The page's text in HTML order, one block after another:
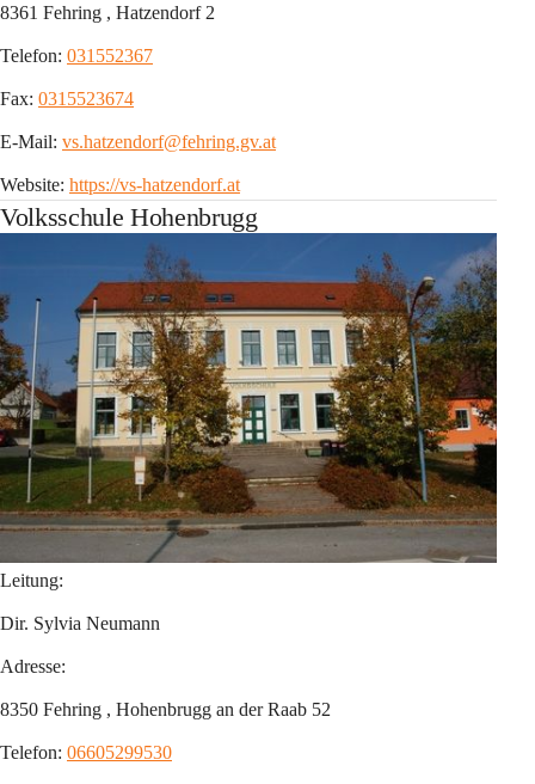
8361 Fehring , Hatzendorf 2
Telefon: 031552367
Fax: 0315523674
E-Mail: vs.hatzendorf@fehring.gv.at
Website: https://vs-hatzendorf.at
Volksschule Hohenbrugg
Leitung:
Dir. Sylvia Neumann
Adresse:
8350 Fehring , Hohenbrugg an der Raab 52
Telefon: 06605299530